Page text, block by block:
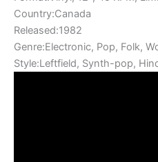
Country:Canada
Released:1982
Genre:Electronic, Pop, Folk,
Style:Leftfield, Synth-pop,